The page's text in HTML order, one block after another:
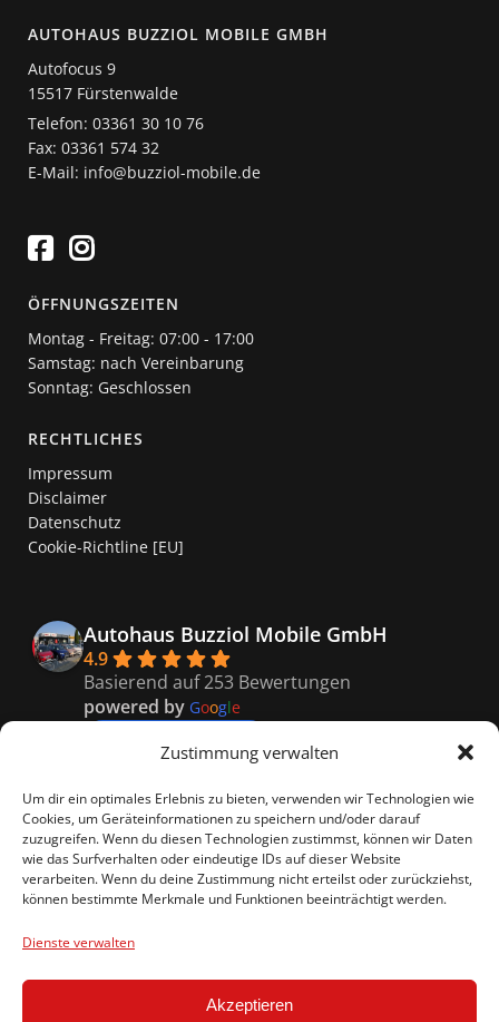
Zustimmung verwalten
Um dir ein optimales Erlebnis zu bieten, verwenden wir Technologien wie
Cookies, um Geräteinformationen zu speichern und/oder darauf
zuzugreifen. Wenn du diesen Technologien zustimmst, können wir Daten
wie das Surfverhalten oder eindeutige IDs auf dieser Website
verarbeiten. Wenn du deine Zustimmung nicht erteilst oder zurückziehst,
können bestimmte Merkmale und Funktionen beeinträchtigt werden.
Dienste verwalten
Akzeptieren
AUTOHAUS BUZZIOL MOBILE GMBH
Autofocus 9
15517 Fürstenwalde
Telefon: 03361 30 10 76
Fax: 03361 574 32
E-Mail: info@buzziol-mobile.de
ÖFFNUNGSZEITEN
Montag - Freitag: 07:00 - 17:00
Samstag: nach Vereinbarung
Sonntag: Geschlossen
RECHTLICHES
Impressum
Disclaimer
Datenschutz
Cookie-Richtline [EU]
Autohaus Buzziol Mobile GmbH
4.9
Basierend auf 253 Bewertungen
powered by Google
Kaiser
9 months ago
Super freundliches Personal,
besonders Vitali er war so nett und hat uns genau
das richtige empfohlen.
9 months ago